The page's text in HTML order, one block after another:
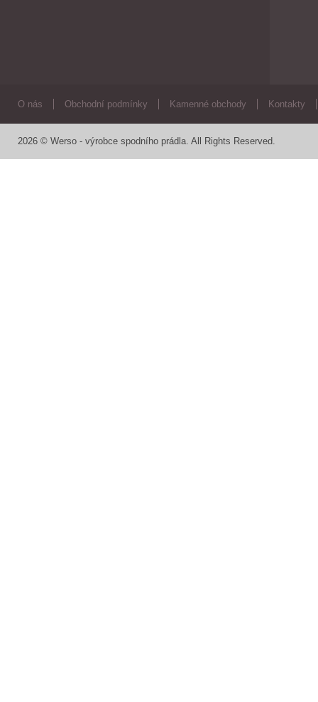
O nás Obchodní podmínky Kamenné obchody Kontakty
2026 © Werso - výrobce spodního prádla. All Rights Reserved.